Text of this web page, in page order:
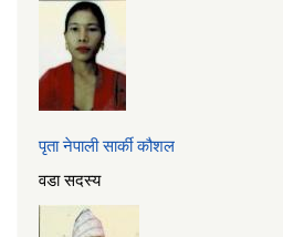
पृता नेपाली सार्की कौशल
वडा सदस्य